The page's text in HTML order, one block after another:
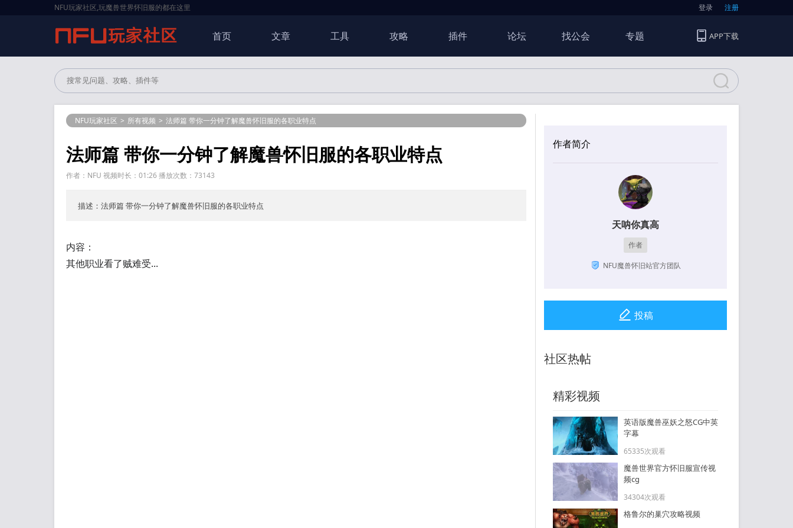
NFU玩家社区,玩魔兽世界怀旧服的都在这里 登录 注册
首页 文章 工具 攻略 插件 论坛 找公会 专题 APP下载
NFU玩家社区 > 所有视频 > 法师篇 带你一分钟了解魔兽怀旧服的各职业特点
法师篇 带你一分钟了解魔兽怀旧服的各职业特点
作者：NFU 视频时长：01:26 播放次数：73143
描述：法师篇 带你一分钟了解魔兽怀旧服的各职业特点
内容：
其他职业看了贼难受...
作者简介
天呐你真高
作者
NFU魔兽怀旧站官方团队
投稿
社区热帖
精彩视频
英语版魔兽巫妖之怒CG中英
字幕
65335次观看
魔兽世界官方怀旧服宣传视
频cg
34304次观看
格鲁尔的巢穴攻略视频